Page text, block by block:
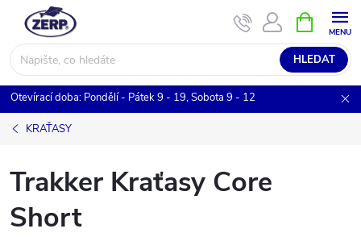
obsah
HLEDAT
NÁKUPNÍ
KOŠÍK
Otevírací doba: Pondělí - Pátek 9 - 19, Sobota 9 - 12
KRAŤASY
Trakker Kraťasy Core
Short